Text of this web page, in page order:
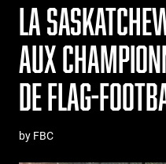
LA
AUX
DE FLAG-
by FBC